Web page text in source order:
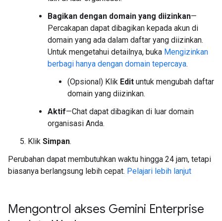
Bagikan dengan domain yang diizinkan—
Percakapan dapat dibagikan kepada akun di
domain yang ada dalam daftar yang diizinkan.
Untuk mengetahui detailnya, buka Mengizinkan
berbagi hanya dengan domain tepercaya.
(Opsional) Klik Edit untuk mengubah daftar
domain yang diizinkan.
Aktif—Chat dapat dibagikan di luar domain
organisasi Anda.
Klik Simpan.
Perubahan dapat membutuhkan waktu hingga 24 jam, tetapi
biasanya berlangsung lebih cepat. Pelajari lebih lanjut
Mengontrol akses Gemini Enterprise